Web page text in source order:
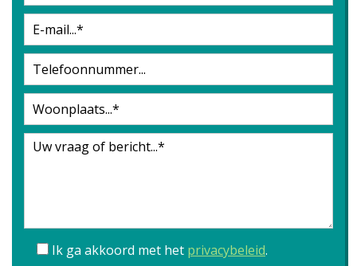
Ik ga akkoord met het privacybeleid.